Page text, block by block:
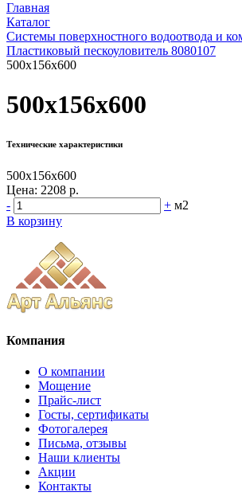
Главная
Каталог
Системы поверхностного водоотвода и
Пластиковый пескоуловитель 8080107
500x156x600
500x156x600
Технические характеристики
500x156x600
Цена: 2208 р.
-
+ м2
В корзину
Компания
О компании
Мощение
Прайс-лист
Госты, сертификаты
Фотогалерея
Письма, отзывы
Наши клиенты
Акции
Контакты